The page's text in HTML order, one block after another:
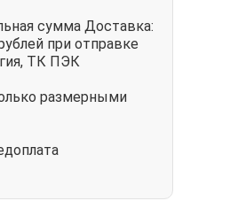
сумма Доставка:
при отправке
ТК ПЭК
размерными